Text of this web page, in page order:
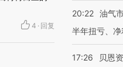
4 · 回复
20:22 油气
半年扭亏、
17:26
贝恩